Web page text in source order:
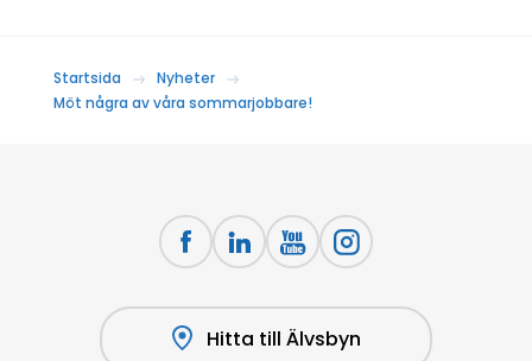
Startsida
Nyheter
Möt några av våra sommarjobbare!
Hitta till Älvsbyn